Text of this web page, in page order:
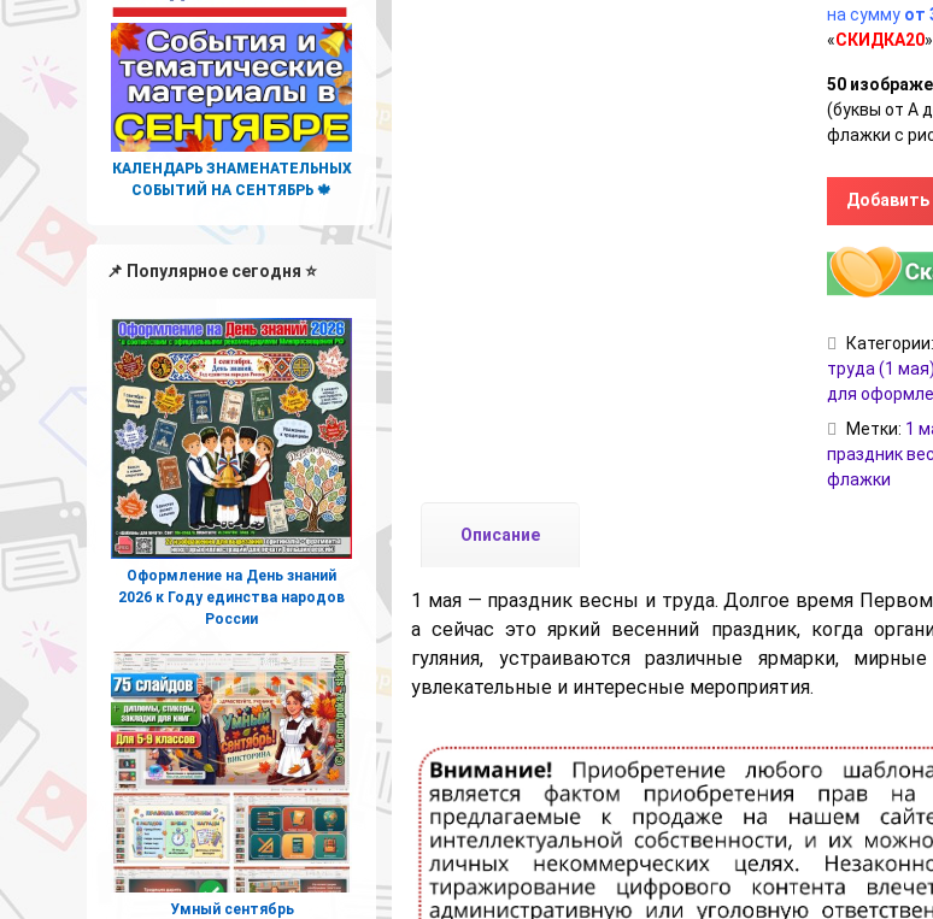
на сумму от
«СКИДКА20»
50
(буквы от А
флажки с
Добавить
Категории:
труда (1 мая)
для
Метки: 1
праздник
флажки
Описание
1 мая — праздник весны и труда. Долгое время
а сейчас это яркий весенний праздник, когда
гуляния, устраиваются различные ярмарки,
увлекательные и интересные мероприятия.
КАЛЕНДАРЬ ЗНАМЕНАТЕЛЬНЫХ
СОБЫТИЙ НА СЕНТЯБРЬ 🍁
📌 Популярное сегодня ⭐
Оформление на День знаний
2026 к Году единства народов
России
Умный сентябрь